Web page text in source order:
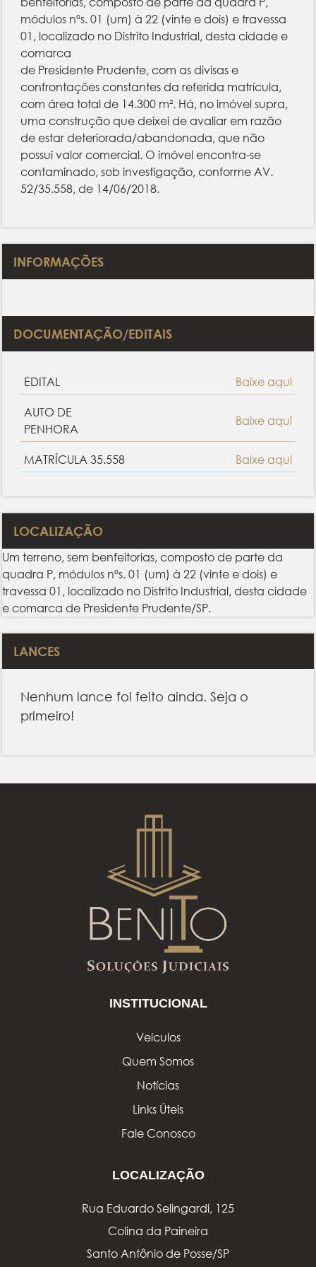
módulos nºs. 01 (um) à 22 (vinte e dois) e travessa
01, localizado no Distrito Industrial, desta cidade e
comarca
de Presidente Prudente, com as divisas e
confrontações constantes da referida matrícula,
com área total de 14.300 m². Há, no imóvel supra,
uma construção que deixei de avaliar em razão
de estar deteriorada/abandonada, que não
possui valor comercial. O imóvel encontra-se
contaminado, sob investigação, conforme AV.
52/35.558, de 14/06/2018.
INFORMAÇÕES
DOCUMENTAÇÃO/EDITAIS
EDITAL Baixe aqui
AUTO DE
PENHORA
Baixe aqui
MATRÍCULA 35.558 Baixe aqui
LOCALIZAÇÃO
Um terreno, sem benfeitorias, composto de parte da
quadra P, módulos nºs. 01 (um) à 22 (vinte e dois) e
travessa 01, localizado no Distrito Industrial, desta cidade
e comarca de Presidente Prudente/SP.
LANCES
Nenhum lance foi feito ainda. Seja o
primeiro!
INSTITUCIONAL
Veículos
Quem Somos
Notícias
Links Úteis
Fale Conosco
LOCALIZAÇÃO
Rua Eduardo Selingardi, 125
Colina da Paineira
Santo Antônio de Posse/SP